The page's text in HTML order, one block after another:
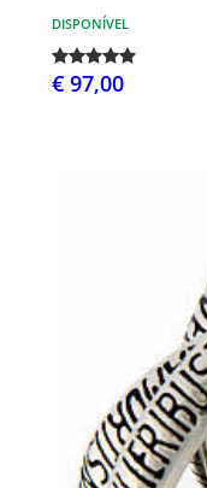
DISPONÍVEL
€ 97,00